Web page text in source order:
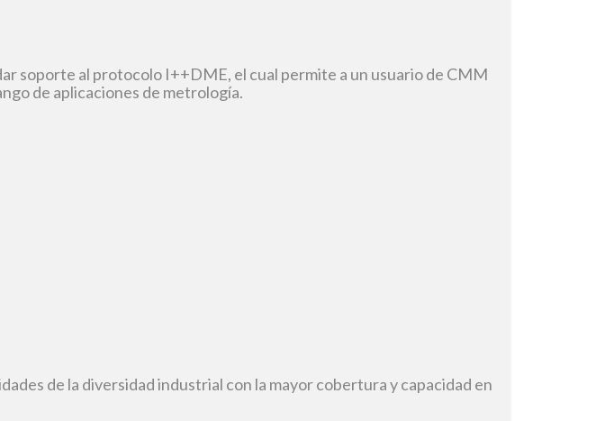
soporte al protocolo I++DME, el cual permite a un usuario de CMM
de aplicaciones de metrología.
de la diversidad industrial con la mayor cobertura y capacidad en